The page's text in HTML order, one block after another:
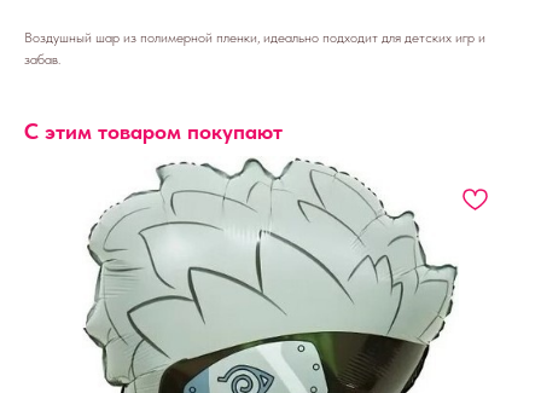
Воздушный шар из полимерной пленки, идеально подходит для детских игр и
забав.
С этим товаром покупают